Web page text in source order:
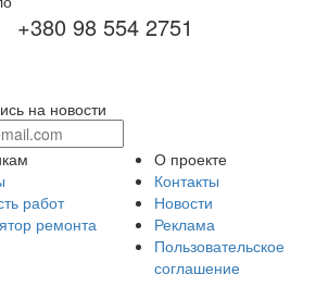
+380 98 554 2751
на новости
работ
ремонта
О проекте
Контакты
Новости
Реклама
Пользовательское
соглашение